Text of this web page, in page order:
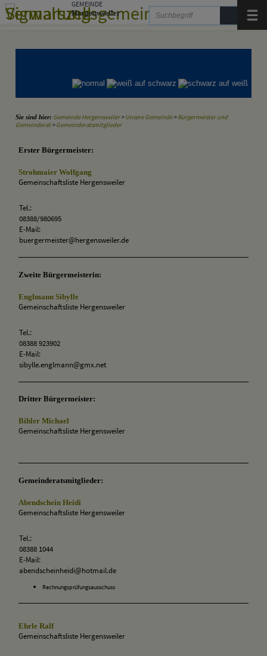
Zum Inhalt zur Navigationoder springen.
GEMEINDE
Hergensweiler
Gemeinde Hergensweiler Gemeinde Sigmarszell Gemeinde Weißensberg
Sie sind hier: Gemeinde Hergensweiler>Unsere Gemeinde>Bürgermeister und
Gemeinderat>Gemeinderatsmitglieder
Erster Bürgermeister:
Strohmaier Wolfgang
Gemeinschaftsliste Hergensweiler
Tel.:
08388/980695
E-Mail:
buergermeister@hergensweiler.de
Zweite Bürgermeisterin:
Englmann Sibylle
Gemeinschaftsliste Hergensweiler
Tel.:
08388 923902
E-Mail:
sibylle.englmann@gmx.net
Dritter Bürgermeister:
Bihler Michael
Gemeinschaftsliste Hergensweiler
Gemeinderatsmitglieder:
Abendschein Heidi
Gemeinschaftsliste Hergensweiler
Tel.:
08388 1044
E-Mail:
abendscheinheidi@hotmail.de
Rechnungsprüfungsausschuss
Ehrle Ralf
Gemeinschaftsliste Hergensweiler